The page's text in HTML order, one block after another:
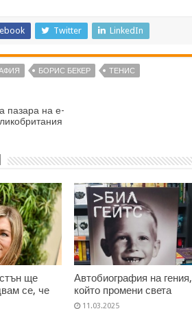
Twitter LinkedIn
БОРИС БЕКЕР ТЕНИС
пазара на е-
ще
се, че
Автобиография на гения,
който промени света
11.03.2025